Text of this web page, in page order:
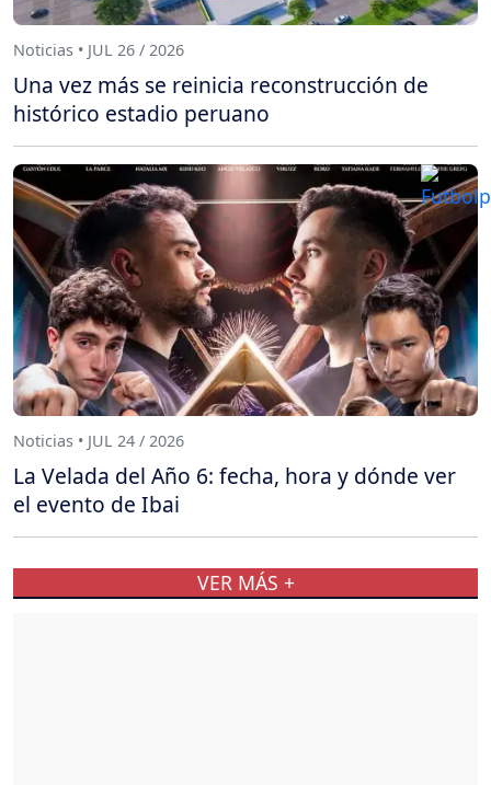
Noticias • JUL 26 / 2026
Una vez más se reinicia reconstrucción de
histórico estadio peruano
Noticias • JUL 24 / 2026
La Velada del Año 6: fecha, hora y dónde ver
el evento de Ibai
VER MÁS +